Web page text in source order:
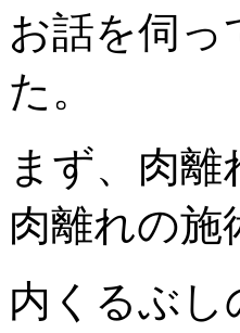
お話を伺
た。
まず、肉
肉離れの施
内くるぶ